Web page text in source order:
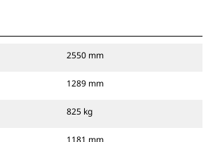
2550 mm
1289 mm
825 kg